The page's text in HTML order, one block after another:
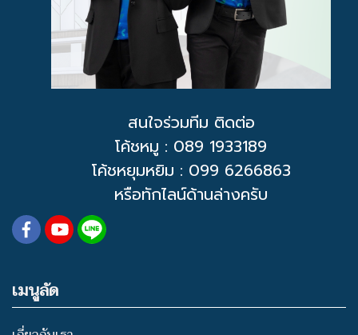
สนใจร่วมทีม ติดต่อ
โค้ชหมู : 089 1933189
โค้ชหยุมหยิม : 099 6266863
หรือทักไลน์ด้านล่างครับ
เมนูลัด